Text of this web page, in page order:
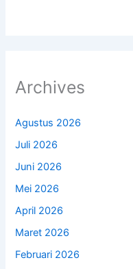
Archives
Agustus 2026
Juli 2026
Juni 2026
Mei 2026
April 2026
Maret 2026
Februari 2026